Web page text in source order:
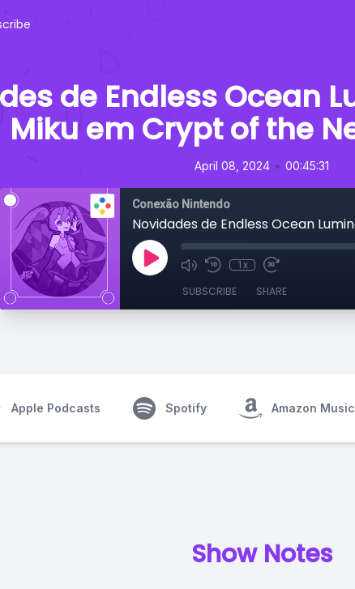
de Endless Ocean
Miku em Crypt of the
April 08, 2024 • 00:45:31
Conexão Nintendo
1x
SUBSCRIBE SHARE
Apple Podcasts Spotify Amazon Music
Show Notes